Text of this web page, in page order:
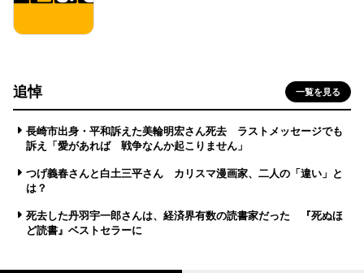
追悼 一覧を見る
長崎市出身・平和訴えた美輪明宏さん死去 ラストメッセージでも
訴え「愛があれば 戦争なんか起こりません」
つげ義春さんと白土三平さん カリスマ漫画家、二人の「違い」と
は？
死去した丹羽宇一郎さんは、経済界有数の読書家だった 『死ぬほ
ど読書』ベストセラーに